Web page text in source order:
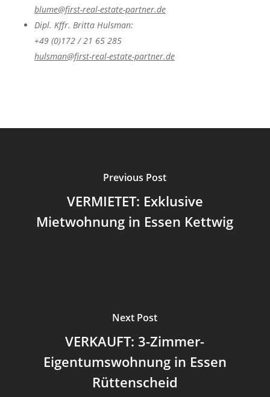
blume@first-real-estate-partner.de
Dipl. Kffr. Britta Hulsman:
+49 (0)172 / 21 65 285
hulsman@first-real-estate-partner.de
Previous Post
VERMIETET: Exklusive
Mietwohnung in Essen Kettwig
Next Post
VERKAUFT: 3-Zimmer-
Eigentumswohnung in Essen
Rüttenscheid